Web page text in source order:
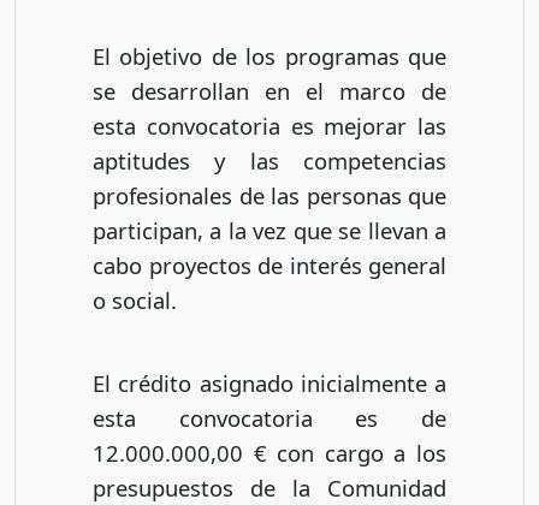
El objetivo de los programas que
se desarrollan en el marco de
esta convocatoria es mejorar las
aptitudes y las competencias
profesionales de las personas que
participan, a la vez que se llevan a
cabo proyectos de interés general
o social.
El crédito asignado inicialmente a
esta convocatoria es de
12.000.000,00 € con cargo a los
presupuestos de la Comunidad